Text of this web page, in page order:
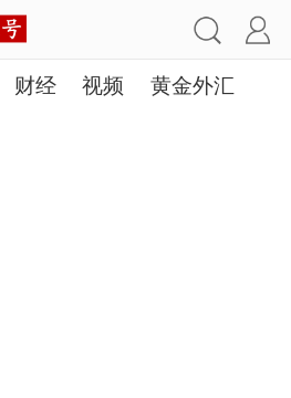
财经 视频 黄金外汇